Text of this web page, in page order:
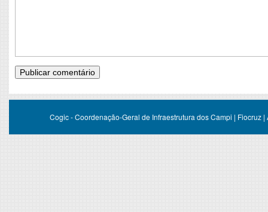
Cogic - Coordenação-Geral de Infraestrutura dos Campi | Fiocruz